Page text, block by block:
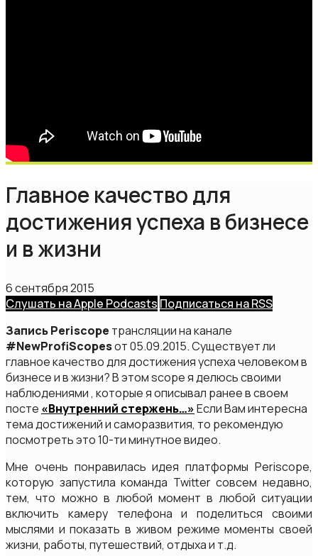
Главное качество для
достижения успеха в бизнесе
и в жизни
6 сентября 2015
Слушать на Apple Podcasts Подписаться на RSS
Запись Periscope трансляции на канале
#NewProfiScopesот 05.09.2015. Существует ли
главное качество для достижения успеха человеком в
бизнесе и в жизни? В этом scope я делюсь своими
наблюдениями , которые я описывал ранее в своем
посте «Внутренний стержень…»Если Вам интересна
тема достижений и саморазвития, то рекомендую
посмотреть это 10-ти минутное видео.
Мне очень понравилась идея платформы Periscope,
которую запустила команда Twitter совсем недавно,
тем, что можно в любой момент в любой ситуации
включить камеру телефона и поделиться своими
мыслями и показать в живом режиме моменты своей
жизни, работы, путешествий, отдыха и т.д.